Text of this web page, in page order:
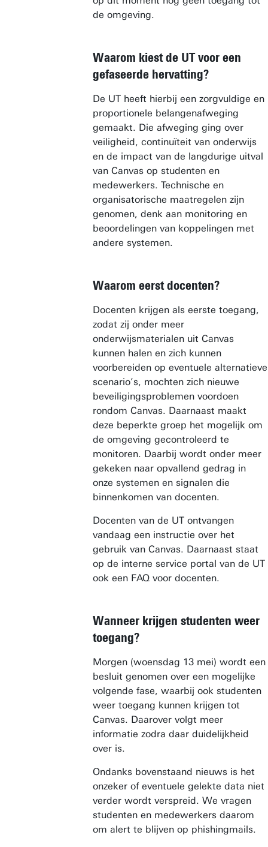
de omgeving.
Waarom kiest de UT voor een
gefaseerde hervatting?
De UT heeft hierbij een zorgvuldige en
proportionele belangenafweging
gemaakt. Die afweging ging over
veiligheid, continuïteit van onderwijs
en de impact van de langdurige uitval
van Canvas op studenten en
medewerkers. Technische en
organisatorische maatregelen zijn
genomen, denk aan monitoring en
beoordelingen van koppelingen met
andere systemen.
Waarom eerst docenten?
Docenten krijgen als eerste toegang,
zodat zij onder meer
onderwijsmaterialen uit Canvas
kunnen halen en zich kunnen
voorbereiden op eventuele alternatieve
scenario’s, mochten zich nieuwe
beveiligingsproblemen voordoen
rondom Canvas. Daarnaast maakt
deze beperkte groep het mogelijk om
de omgeving gecontroleerd te
monitoren. Daarbij wordt onder meer
gekeken naar opvallend gedrag in
onze systemen en signalen die
binnenkomen van docenten.
Docenten van de UT ontvangen
vandaag een instructie over het
gebruik van Canvas. Daarnaast staat
op de interne service portal van de UT
ook een FAQ voor docenten.
Wanneer krijgen studenten weer
toegang?
Morgen (woensdag 13 mei) wordt een
besluit genomen over een mogelijke
volgende fase, waarbij ook studenten
weer toegang kunnen krijgen tot
Canvas. Daarover volgt meer
informatie zodra daar duidelijkheid
over is.
Ondanks bovenstaand nieuws is het
onzeker of eventuele gelekte data niet
verder wordt verspreid. We vragen
studenten en medewerkers daarom
om alert te blijven op phishingmails.